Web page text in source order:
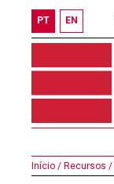
PT EN
Início / Recursos /